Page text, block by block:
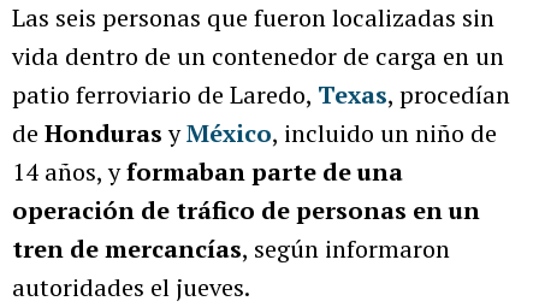
Las seis personas que fueron localizadas sin
vida dentro de un contenedor de carga en un
patio ferroviario de Laredo, Texas, procedían
de HondurasyMéxico, incluido un niño de
14 años, yformaban parte de una
operación de tráfico de personas en un
tren de mercancías, según informaron
autoridades el jueves.